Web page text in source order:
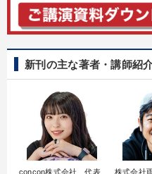
新刊の主な著者・講師紹
concon株式会社 代表
株式会社